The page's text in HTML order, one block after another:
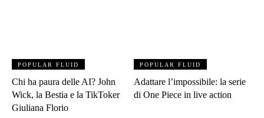
POPULAR FLUID
Chi ha paura delle AI? John
Wick, la Bestia e la TikToker
Giuliana Florio
POPULAR FLUID
Adattare l’impossibile: la serie
di One Piece in live action